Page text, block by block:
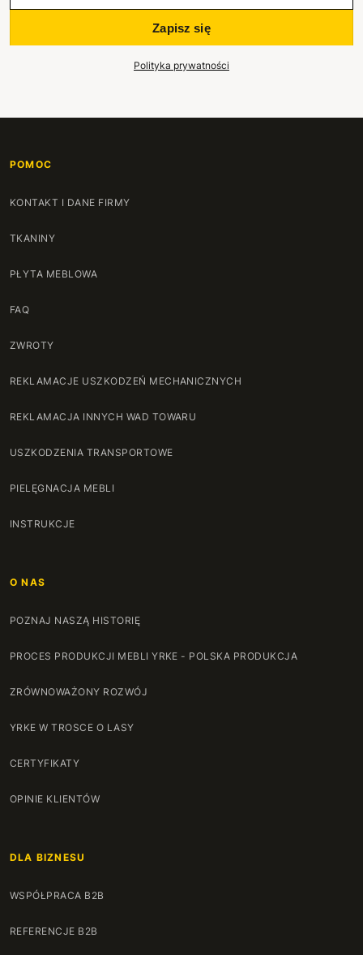
Zapisz się
Polityka prywatności
POMOC
KONTAKT I DANE FIRMY
TKANINY
PŁYTA MEBLOWA
FAQ
ZWROTY
REKLAMACJE USZKODZEŃ MECHANICZNYCH
REKLAMACJA INNYCH WAD TOWARU
USZKODZENIA TRANSPORTOWE
PIELĘGNACJA MEBLI
INSTRUKCJE
O NAS
POZNAJ NASZĄ HISTORIĘ
PROCES PRODUKCJI MEBLI YRKE - POLSKA PRODUKCJA
ZRÓWNOWAŻONY ROZWÓJ
YRKE W TROSCE O LASY
CERTYFIKATY
OPINIE KLIENTÓW
DLA BIZNESU
WSPÓŁPRACA B2B
REFERENCJE B2B